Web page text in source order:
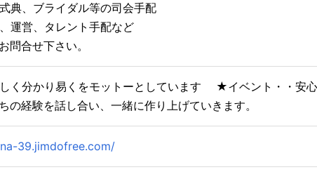
典、ブライダル等の司会手配
運営、タレント手配など
問合せ下さい。
く分かり易くをモットーとしています ★イベント・・安
の経験を話し合い、一緒に作り上げていきます。
39.jimdofree.com/